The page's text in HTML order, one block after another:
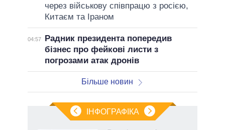
через військову співпрацю з росією,
Китаєм та Іраном
04:57
Радник президента попередив
бізнес про фейкові листи з
погрозами атак дронів
Більше новин
ІНФОГРАФІКА